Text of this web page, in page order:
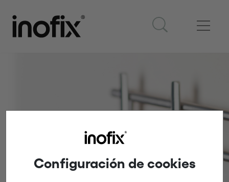
Configuración de cookies
Colgadores
Innovación y creatividad